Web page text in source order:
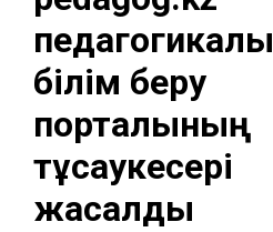
педагогикалық
білім беру
порталының
тұсаукесері
жасалды